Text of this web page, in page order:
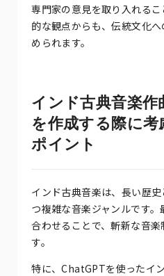
専門家の意見を取り入れる
的な観点からも、伝統文化
められます。
インド古典音楽作
を作成する際に
ポイント
インド古典音楽は、長い歴
つ複雑な音楽ジャンルです
合わせることで、斬新な音
す。
特に、ChatGPTを使ったイ